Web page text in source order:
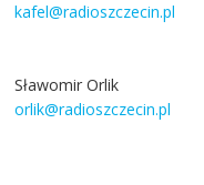
kafel@radioszczecin.pl
Sławomir Orlik
orlik@radioszczecin.pl